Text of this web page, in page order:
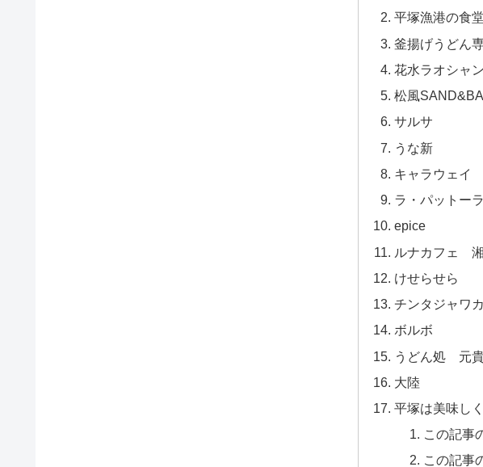
平塚漁港の食堂
釜揚げうどん
花水ラオシャ
松風
サルサ
うな新
キャラウェイ
ラ・パットー
epice
ルナカフェ
けせらせら
チンタジャワ
ボルボ
うどん処 元
大陸
平塚は美味し
この記事
この記事